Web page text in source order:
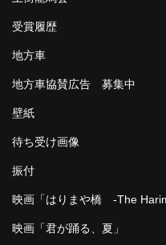
受賞履歴
地方車
地方車協賛広告 募集中
壁紙
待ち受け画像
振付
映画「はりまや橋 -The
映画「君が踊る、夏」